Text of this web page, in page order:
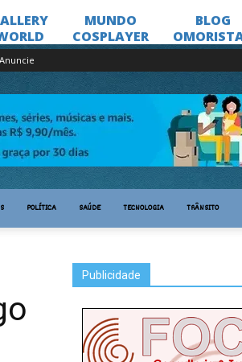
POLÍTICA SAÚDE TECNOLOGIA TRÂNSITO
Publicidade